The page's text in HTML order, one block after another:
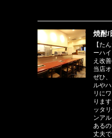
焼酎/
【た
ーハ
え改
当店
ぜひ
ルや
リに
りま
ッタ
ンア
ある
丈夫で